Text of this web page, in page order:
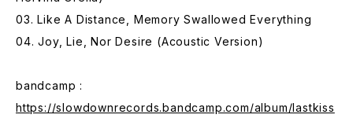
03. Like A Distance, Memory Swallowed Everything
04. Joy, Lie, Nor Desire (Acoustic Version)
bandcamp :
https://slowdownrecords.bandcamp.com/album/lastkiss